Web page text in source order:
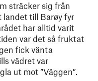
sträcker sig från
landet till Barøy fyr
har alltid varit
var det så fruktat
fick vänta
vädret var
ut mot ”Väggen”.